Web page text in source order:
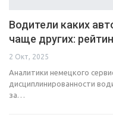
Водители каких
чаще других:
2 Окт, 2025
Аналитики немецкого
дисциплинированности
за…